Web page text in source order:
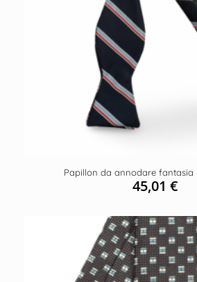
Papillon da annodare fantasia
45,01€